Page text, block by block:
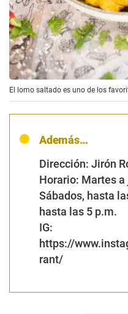
El lomo saltado es uno de los
Además…
Dirección: Jirón
Horario: Martes a
Sábados, hasta
hasta las 5 p.m.
IG:
https://
rant/